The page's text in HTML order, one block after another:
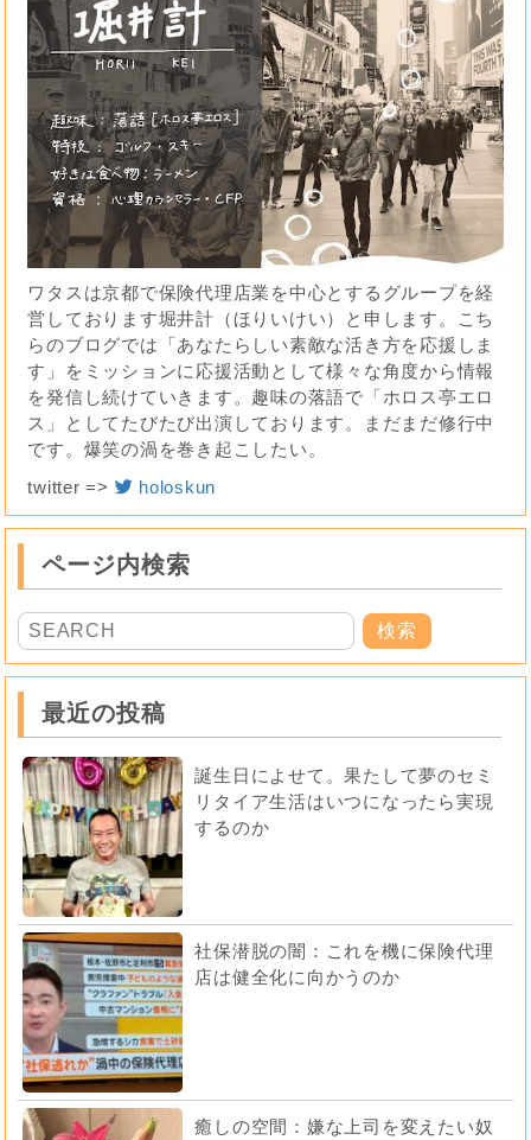
ワタスは京都で保険代理店業を中心とするグループを経
営しております堀井計（ほりいけい）と申します。こち
らのブログでは「あなたらしい素敵な活き方を応援しま
す」をミッションに応援活動として様々な角度から情報
を発信し続けていきます。趣味の落語で「ホロス亭エロ
ス」としてたびたび出演しております。まだまだ修行中
です。爆笑の渦を巻き起こしたい。
twitter =>
holoskun
ページ内検索
最近の投稿
誕生日によせて。果たして夢のセミ
リタイア生活はいつになったら実現
するのか
社保潜脱の闇：これを機に保険代理
店は健全化に向かうのか
癒しの空間：嫌な上司を変えたい奴